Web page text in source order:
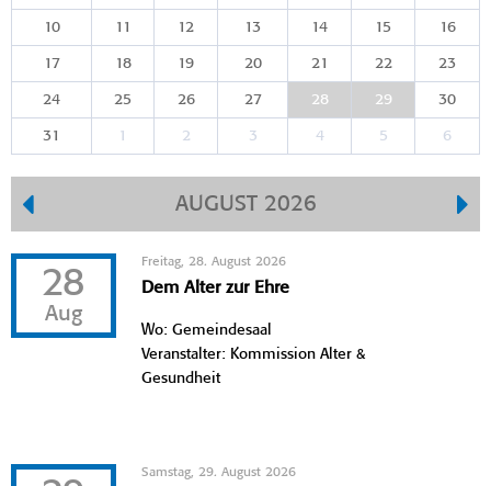
10 11 12 13 14 15 16
17 18 19 20 21 22 23
24 25 26 27 28 29 30
31 1 2 3 4 5 6
AUGUST 2026
28
Aug
Freitag, 28. August 2026
Dem Alter zur Ehre
Wo: Gemeindesaal
Veranstalter: Kommission Alter &
Gesundheit
Samstag, 29. August 2026